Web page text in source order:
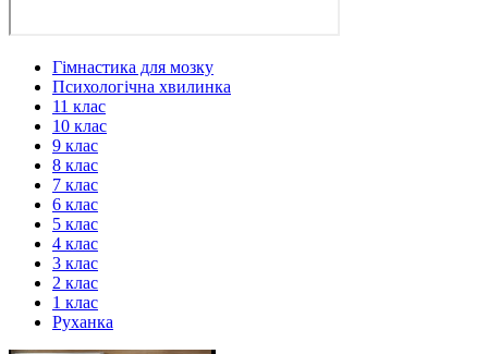
Гімнастика для мозку
Психологічна хвилинка
11 клас
10 клас
9 клас
8 клас
7 клас
6 клас
5 клас
4 клас
3 клас
2 клас
1 клас
Руханка